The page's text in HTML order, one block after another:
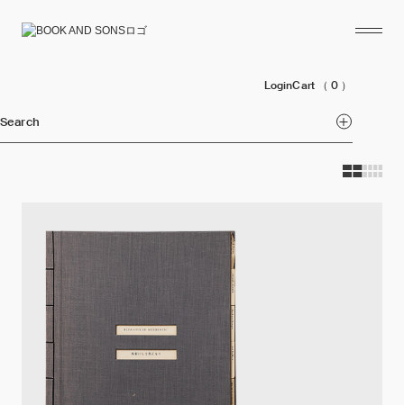
LoginCart （ 0 ）
Search